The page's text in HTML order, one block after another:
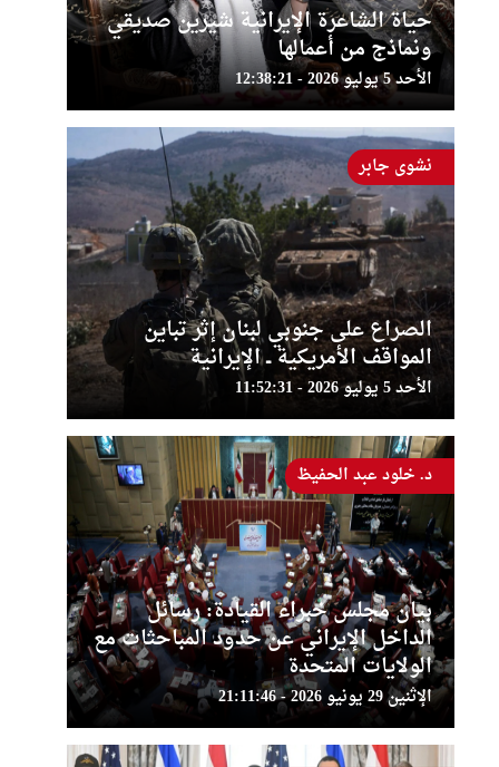
حياة الشاعرة الإيرانية شيرين صديقي
ونماذج من أعمالها
الأحد 5 يوليو 2026 - 12:38:21
الصراع على جنوبي لبنان إثر تباين
المواقف الأمريكية ــ الإيرانية
الأحد 5 يوليو 2026 - 11:52:31
نشوى جابر
بيان مجلس خبراء القيادة: رسائل
الداخل الإيراني عن حدود المباحثات مع
الولايات المتحدة
الإثنين 29 يونيو 2026 - 21:11:46
د. خلود عبد الحفيظ